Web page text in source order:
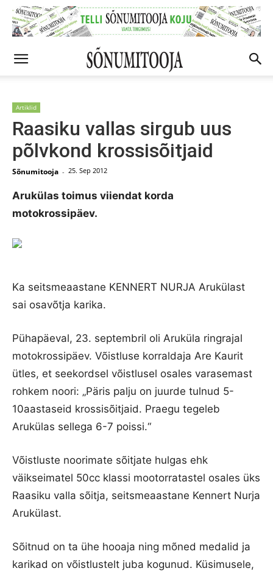
Artiklid
Raasiku vallas sirgub uus
põlvkond krossisõitjaid
Sõnumitooja - 25. Sep 2012
Arukülas toimus viiendat korda
motokrossipäev.
Ka seitsmeaastane KENNERT NURJA Arukülast
sai osavõtja karika.
Pühapäeval, 23. septembril oli Aruküla ringrajal
motokrossipäev. Võistluse korraldaja Are Kaurit
ütles, et seekordsel võistlusel osales varasemast
rohkem noori: „Päris palju on juurde tulnud 5-
10aastaseid krossisõitjaid. Praegu tegeleb
Arukülas sellega 6-7 poissi.“
Võistluste noorimate sõitjate hulgas ehk
väikseimatel 50cc klassi mootorratastel osales üks
Raasiku valla sõitja, seitsmeaastane Kennert Nurja
Arukülast.
Sõitnud on ta ühe hooaja ning mõned medalid ja
karikad on võistlustelt juba kogunud. Küsimusele,